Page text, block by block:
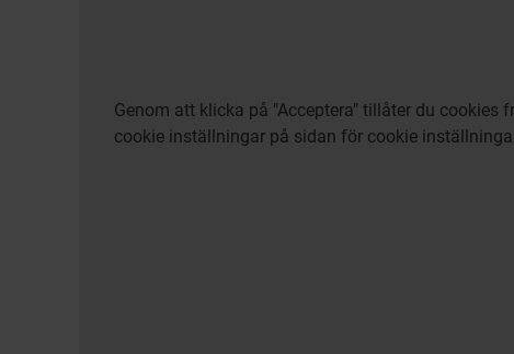
Genom att klicka på "Acceptera" tillåter du
cookie inställningar på sidan för cookie